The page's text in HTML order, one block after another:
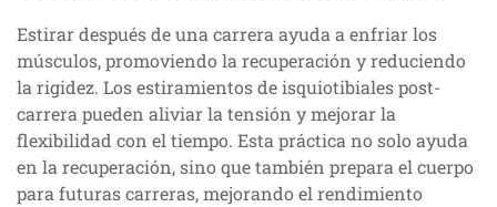
Estirar después de una carrera ayuda a enfriar los
músculos, promoviendo la recuperación y reduciendo
la rigidez. Los estiramientos de isquiotibiales post-
carrera pueden aliviar la tensión y mejorar la
flexibilidad con el tiempo. Esta práctica no solo ayuda
en la recuperación, sino que también prepara el cuerpo
para futuras carreras, mejorando el rendimiento